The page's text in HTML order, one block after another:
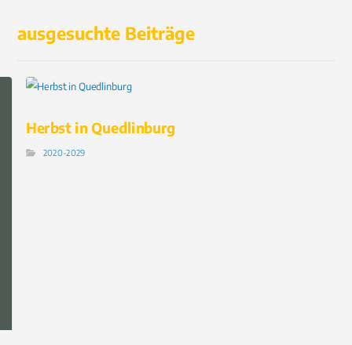
ausgesuchte Beiträge
Herbst in Quedlinburg
2020-2029